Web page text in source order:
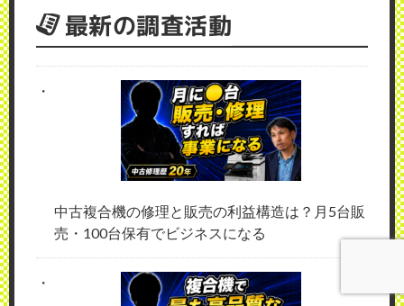
最新の調査活動
中古複合機の修理と販売の利益構造は？月5台販
売・100台保有でビジネスになる